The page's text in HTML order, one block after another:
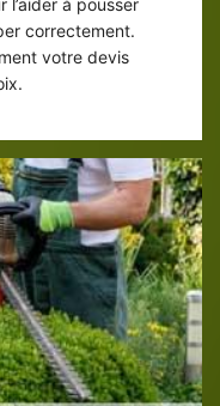
à pousser
correctement.
votre devis